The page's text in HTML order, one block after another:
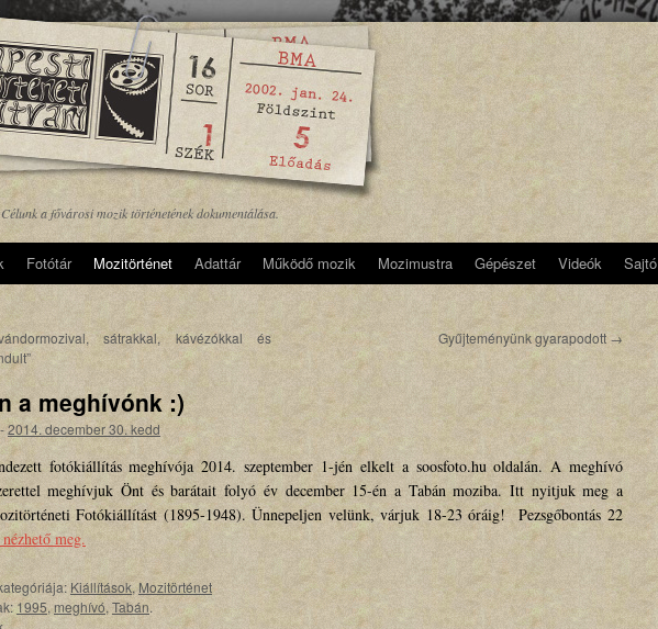
Célunk a fővárosi mozik történetének dokumentálása.
Fotótár Mozitörténet Adattár Működő mozik Mozimustra Gépészet Videók Sajtó
sátrakkal, kávézókkal és
Gyűjteményünk gyarapodott→
a meghívónk :)
-2014. december 30. kedd
fotókiállítás meghívója 2014. szeptember 1-jén elkelt a soosfoto.hu oldalán. A meghívó
meghívjuk Önt és barátait folyó év december 15-én a Tabán moziba. Itt nyitjuk meg a
Fotókiállítást (1895-1948). Ünnepeljen velünk, várjuk 18-23 óráig! Pezsgőbontás 22
meg.
Kiállítások, Mozitörténet
1995,meghívó, Tabán.